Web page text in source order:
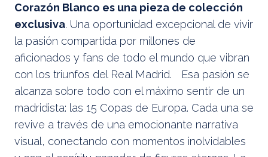
Corazón Blanco es una pieza de colección
exclusiva. Una oportunidad excepcional de vivir
la pasión compartida por millones de
aficionados y fans de todo el mundo que vibran
con los triunfos del Real Madrid. Esa pasión se
alcanza sobre todo con el máximo sentir de un
madridista: las 15 Copas de Europa. Cada una se
revive a través de una emocionante narrativa
visual, conectando con momentos inolvidables